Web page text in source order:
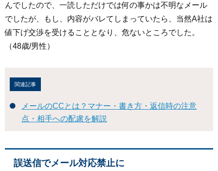
んでしたので、一読しただけでは何の事かは不明なメール
でしたが、もし、内容がバレてしまっていたら、当然A社は
値下げ交渉を受けることとなり、危ないところでした。
（48歳/男性）
関連記事
メールのCCとは？マナー・書き方・返信時の注意
点・相手への配慮を解説
誤送信でメール対応禁止に